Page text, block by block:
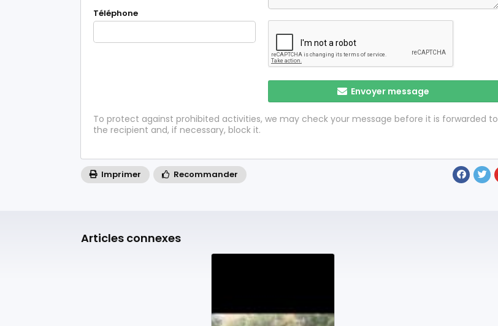
Téléphone
Envoyer message
To protect against prohibited activities, we may check your message before it is forwarded to
the recipient and, if necessary, block it.
Imprimer Recommander
Articles connexes